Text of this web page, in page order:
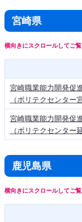
宮崎県
宮崎職業能力開発促
（ポリテクセンター
宮崎職業能力開発促
（ポリテクセンター
鹿児島県